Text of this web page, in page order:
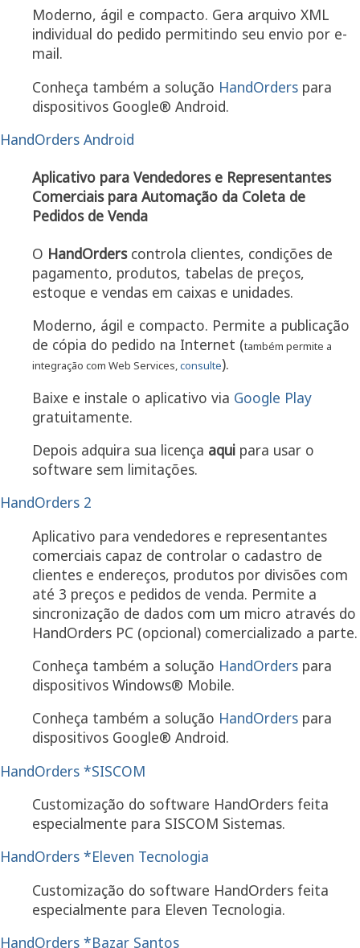
Moderno, ágil e compacto. Gera arquivo XML
individual do pedido permitindo seu envio por e-
mail.
Conheça também a solução HandOrders para
dispositivos Google® Android.
HandOrders Android
Aplicativo para Vendedores e Representantes
Comerciais para Automação da Coleta de
Pedidos de Venda
O HandOrders controla clientes, condições de
pagamento, produtos, tabelas de preços,
estoque e vendas em caixas e unidades.
Moderno, ágil e compacto. Permite a publicação
de cópia do pedido na Internet (também permite a
integração com Web Services,consulte).
Baixe e instale o aplicativo via Google Play
gratuitamente.
Depois adquira sua licença aqui para usar o
software sem limitações.
HandOrders 2
Aplicativo para vendedores e representantes
comerciais capaz de controlar o cadastro de
clientes e endereços, produtos por divisões com
até 3 preços e pedidos de venda. Permite a
sincronização de dados com um micro através do
HandOrders PC (opcional) comercializado a parte.
Conheça também a solução HandOrders para
dispositivos Windows® Mobile.
Conheça também a solução HandOrders para
dispositivos Google® Android.
HandOrders *SISCOM
Customização do software HandOrders feita
especialmente para SISCOM Sistemas.
HandOrders *Eleven Tecnologia
Customização do software HandOrders feita
especialmente para Eleven Tecnologia.
HandOrders *Bazar Santos